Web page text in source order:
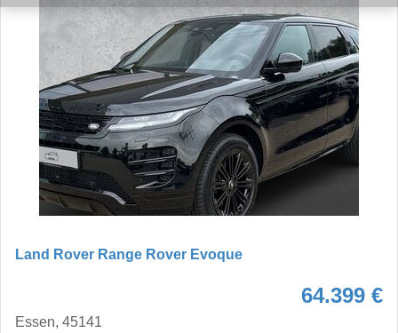
Land Rover Range Rover Evoque
64.399 €
Essen, 45141